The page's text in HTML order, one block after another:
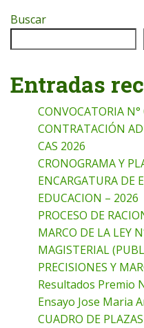
Buscar
Entradas
CONVOCATORIA N°
CONTRATACIÓN
CAS 2026
CRONOGRAMA Y
ENCARGATURA DE
EDUCACION – 2026
PROCESO DE
MARCO DE LA LEY
MAGISTERIAL
PRECISIONES Y
Resultados Premio
Ensayo Jose Maria
CUADRO DE